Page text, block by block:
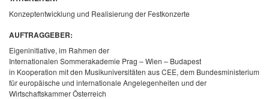
Konzeptentwicklung und Realisierung der Festkonzerte
AUFTRAGGEBER:
Eigeninitiative, im Rahmen der
Internationalen Sommerakademie Prag – Wien – Budapest
in Kooperation mit den Musikuniversitäten aus CEE, dem Bundesministerium
für europäische und internationale Angelegenheiten und der
Wirtschaftskammer Österreich